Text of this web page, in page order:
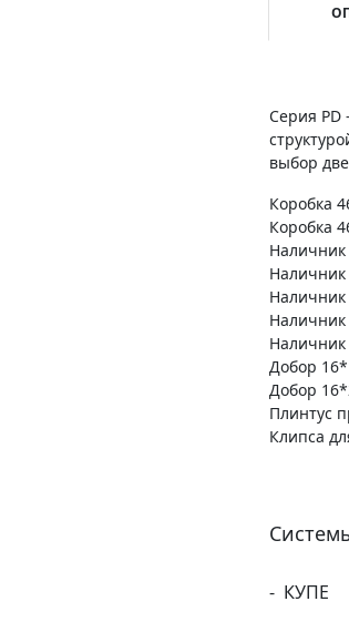
Серия PD
выбор
Коробка
Коробка
Добор
Добор
Плинтус
Клипса
- КУПЕ